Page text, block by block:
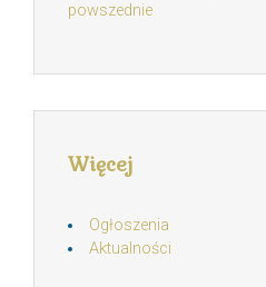
powszednie
Więcej
Ogłoszenia
Aktualności